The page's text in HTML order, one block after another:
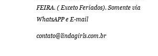
FEIRA. ( Exceto Feriados). Somente via
WhatsAPP e E-mail
contato@lindagirls.com.br